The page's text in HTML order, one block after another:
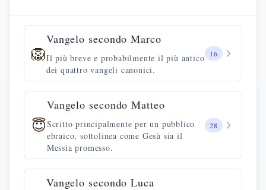
🦁
Vangelo secondo Marco
Il più breve e probabilmente il più antico
dei quattro vangeli canonici.
16
😇
Vangelo secondo Matteo
Scritto principalmente per un pubblico
ebraico, sottolinea come Gesù sia il
Messia promesso.
28
Vangelo secondo Luca